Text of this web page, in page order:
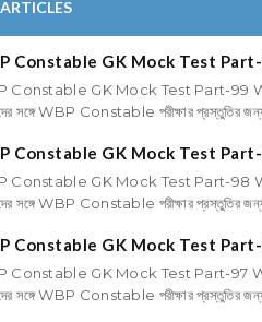
Constable GK Mock Test
Constable GK Mock Test Part-99
সঙ্গে WBP Constable পরীক্ষার প্রস্তুতির
Constable GK Mock Test
Constable GK Mock Test Part-98
সঙ্গে WBP Constable পরীক্ষার প্রস্তুতির
Constable GK Mock Test
Constable GK Mock Test Part-97
সঙ্গে WBP Constable পরীক্ষার প্রস্তুতির